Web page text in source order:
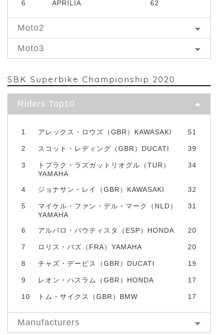
6 APRILIA 62
Moto2
Moto3
SBK Superbike Championship 2020
Riders Top10
1 アレックス・ロウズ（GBR）KAWASAKI 51
2 スコット・レディング（GBR）DUCATI 39
3
トプラク・ラズガットリオグル（TUR）
YAMAHA
34
4 ジョナサン・レイ（GBR）KAWASAKI 32
5
マイケル・ファン・デル・マーク（NLD）
YAMAHA
31
6 アルバロ・バウティスタ（ESP）HONDA 20
7 ロリス・バズ（FRA）YAMAHA 20
8 チャズ・デービス（GBR）DUCATI 19
9 レオン・ハスラム（GBR）HONDA 17
10 トム・サイクス（GBR）BMW 17
Manufacturers